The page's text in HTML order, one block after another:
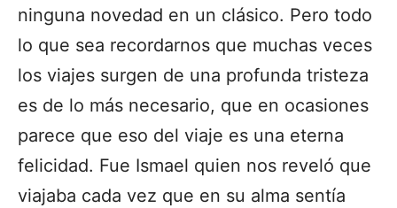
ninguna novedad en un clásico. Pero todo
lo que sea recordarnos que muchas veces
los viajes surgen de una profunda tristeza
es de lo más necesario, que en ocasiones
parece que eso del viaje es una eterna
felicidad. Fue Ismael quien nos reveló que
viajaba cada vez que en su alma sentía